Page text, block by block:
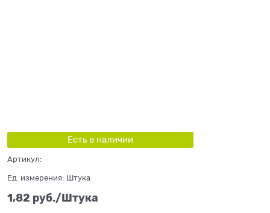
Есть в наличии
Артикул:
Ед. измерения: Штука
1,82 руб./Штука